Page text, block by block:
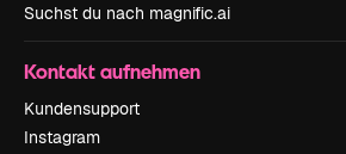
Suchst du nach magnific.ai
Kontakt aufnehmen
Kundensupport
Instagram